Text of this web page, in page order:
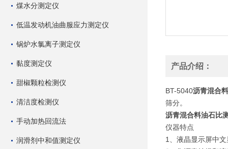
煤水分测定仪
低温发动机油曲服应力测定仪
锅炉水氯离子测定仪
黏度测定仪
甜椒颗粒检测仪
清洁度检测仪
手动加热回流法
润滑剂中和值测定仪
产品介绍：
BT-5040沥青混合
筛分。
沥青混合料油石比
仪器特点
1、液晶显示屏中